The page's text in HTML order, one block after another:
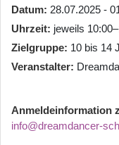
Datum 28.07.2025 -
Uhrzeit jeweils
Zielgruppe 10 bis 14
Veranstalter
Anmeldeinformation
info@dreamdancer-